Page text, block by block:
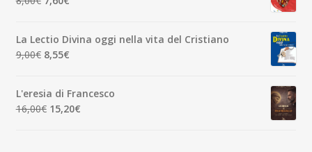
1,90€.1,81€.
era:
8,00€.
è:
7,60€.
La Lectio Divina oggi nella vita del Cristiano
9,00€ Il
era:
9,00€.
8,55€Il
è:
8,55€.
L'eresia di Francesco
16,00€ Il
15,20€Il